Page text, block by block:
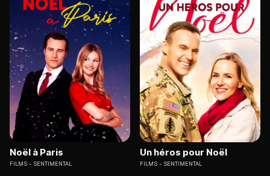
Noël à Paris
FILMS SENTIMENTAL
Un héros pour Noël
FILMS SENTIMENTAL